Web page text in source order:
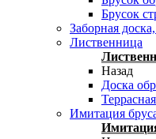
Брусок
Заборная
Лиственница
Назад
Доска
Имитация